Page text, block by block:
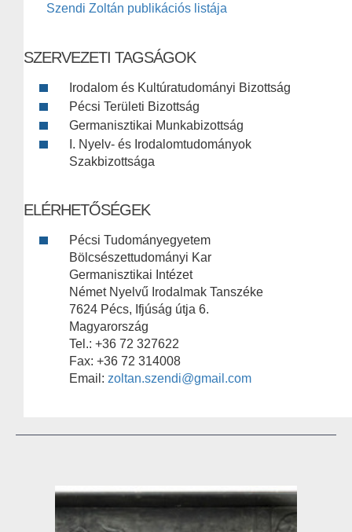
Szendi Zoltán publikációs listája
SZERVEZETI TAGSÁGOK
Irodalom és Kultúratudományi Bizottság
Pécsi Területi Bizottság
Germanisztikai Munkabizottság
I. Nyelv- és Irodalomtudományok
Szakbizottsága
ELÉRHETŐSÉGEK
Pécsi Tudományegyetem
Bölcsészettudományi Kar
Germanisztikai Intézet
Német Nyelvű Irodalmak Tanszéke
7624 Pécs, Ifjúság útja 6.
Magyarország
Tel.: +36 72 327622
Fax: +36 72 314008
Email: zoltan.szendi@gmail.com